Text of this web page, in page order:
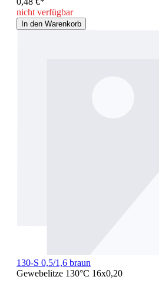
nicht verfügbar
In den Warenkorb
130-S 0,5/1,6 braun
Gewebelitze 130°C 16x0,20